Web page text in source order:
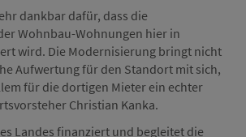
dankbar dafür, dass die
Wohnbau-Wohnungen hier in
wird. Die Modernisierung bringt nicht
Aufwertung für den Standort mit sich,
für die dortigen Mieter ein echter
Christian Kanka.
Landes finanziert und begleitet die